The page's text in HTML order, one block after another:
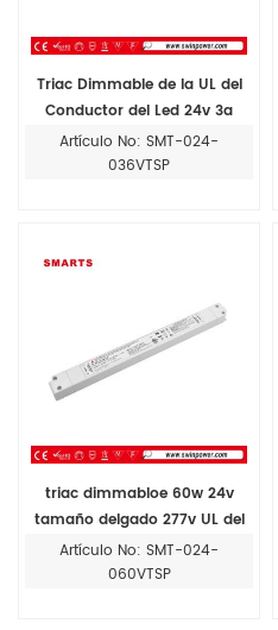
Triac Dimmable de la UL del
Conductor del Led 24v 3a
Pequeño Conductor Constante
del Voltaje Led
Artículo No: SMT-024-
036VTSP
triac dimmabloe 60w 24v
tamaño delgado 277v UL del
conductor del led
Artículo No: SMT-024-
060VTSP